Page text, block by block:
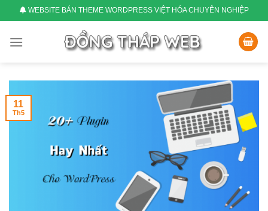
to
content
WEBSITE BÁN THEME WORDPRESS VIỆT HÓA CHUYÊN NGHIỆP
11
Th5